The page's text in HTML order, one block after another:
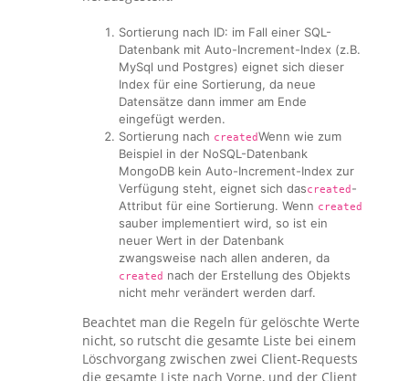
Sortierung nach ID: im Fall einer SQL-
Datenbank mit Auto-Increment-Index (z.B.
MySql und Postgres) eignet sich dieser
Index für eine Sortierung, da neue
Datensätze dann immer am Ende
eingefügt werden.
Sortierung nach createdWenn wie zum
Beispiel in der NoSQL-Datenbank
MongoDB kein Auto-Increment-Index zur
Verfügung steht, eignet sich dascreated-
Attribut für eine Sortierung. Wenn created
sauber implementiert wird, so ist ein
neuer Wert in der Datenbank
zwangsweise nach allen anderen, da
created nach der Erstellung des Objekts
nicht mehr verändert werden darf.
Beachtet man die Regeln für gelöschte Werte
nicht, so rutscht die gesamte Liste bei einem
Löschvorgang zwischen zwei Client-Requests
die gesamte Liste nach Vorne, und der Client